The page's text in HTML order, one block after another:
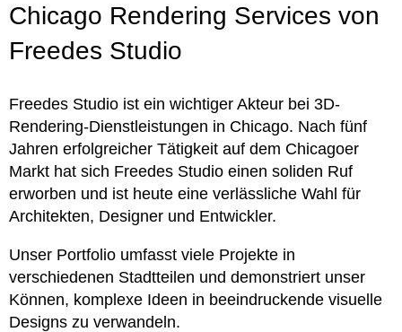
Chicago Rendering Services von
Freedes Studio
Freedes Studio ist ein wichtiger Akteur bei 3D-
Rendering-Dienstleistungen in Chicago. Nach fünf
Jahren erfolgreicher Tätigkeit auf dem Chicagoer
Markt hat sich Freedes Studio einen soliden Ruf
erworben und ist heute eine verlässliche Wahl für
Architekten, Designer und Entwickler.
Unser Portfolio umfasst viele Projekte in
verschiedenen Stadtteilen und demonstriert unser
Können, komplexe Ideen in beeindruckende visuelle
Designs zu verwandeln.